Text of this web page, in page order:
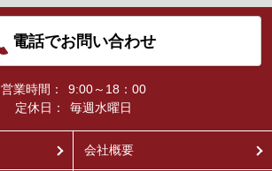
電話でお問い合わせ
営業時間：
9:00～18：00
定休日：
毎週水曜日
会社概要